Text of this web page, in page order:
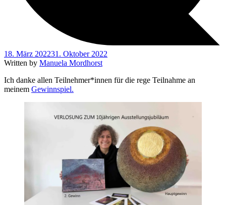
18. März 202231. Oktober 2022
Written by Manuela Mordhorst
Ich danke allen Teilnehmer*innen für die rege Teilnahme an
meinem Gewinnspiel.